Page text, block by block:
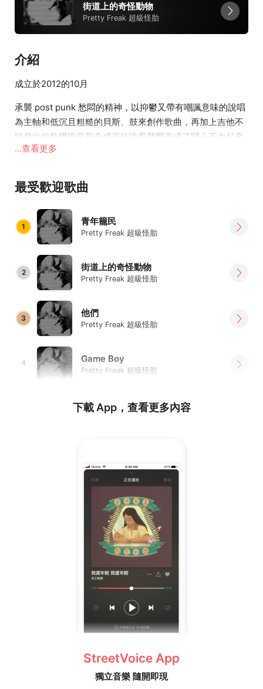
街道上的奇怪動物
Pretty Freak 超級怪胎
介紹
成立於2012的10月
承襲 post punk 愁悶的精神，以抑鬱又帶有嘲諷意味的說唱
為主軸和低沉且粗糙的貝斯、鼓來創作歌曲，再加上吉他不
時發出的骯髒噪音和合成器的詭異聲響形成了開心不太起來
的樂句。
...查看更多
最受歡迎歌曲
1 青年籠民
Pretty Freak 超級怪胎
2 街道上的奇怪動物
Pretty Freak 超級怪胎
3 他們
Pretty Freak 超級怪胎
4 Game Boy
Pretty Freak 超級怪胎
下載 App，查看更多內容
StreetVoice App
獨立音樂 隨開即現